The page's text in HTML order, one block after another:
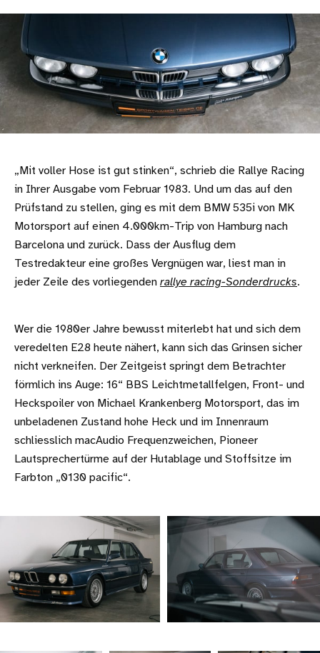
„Mit voller Hose ist gut stinken“, schrieb die Rallye Racing
in Ihrer Ausgabe vom Februar 1983. Und um das auf den
Prüfstand zu stellen, ging es mit dem BMW 535i von MK
Motorsport auf einen 4.000km-Trip von Hamburg nach
Barcelona und zurück. Dass der Ausflug dem
Testredakteur eine großes Vergnügen war, liest man in
jeder Zeile des vorliegenden rallye racing-Sonderdrucks.
Wer die 1980er Jahre bewusst miterlebt hat und sich dem
veredelten E28 heute nähert, kann sich das Grinsen sicher
nicht verkneifen. Der Zeitgeist springt dem Betrachter
förmlich ins Auge: 16“ BBS Leichtmetallfelgen, Front- und
Heckspoiler von Michael Krankenberg Motorsport, das im
unbeladenen Zustand hohe Heck und im Innenraum
schliesslich macAudio Frequenzweichen, Pioneer
Lautsprechertürme auf der Hutablage und Stoffsitze im
Farbton „0130 pacific“.